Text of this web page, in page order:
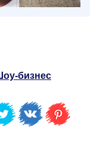
бизнес